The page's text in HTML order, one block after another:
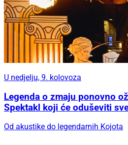
U nedjelju, 9. kolovoza
Legenda o zmaju ponovno
Spektakl koji će oduševiti
Od akustike do legendarnih Kojota